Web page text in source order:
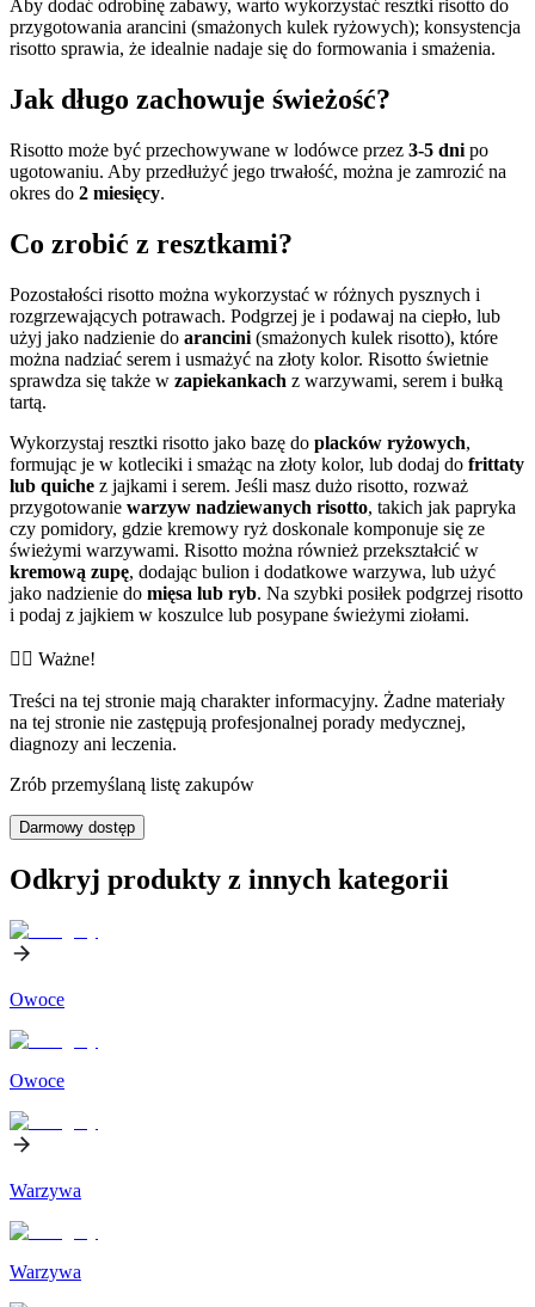
Aby dodać odrobinę zabawy, warto wykorzystać resztki risotto do
przygotowania arancini (smażonych kulek ryżowych); konsystencja
risotto sprawia, że idealnie nadaje się do formowania i smażenia.
Jak długo zachowuje świeżość?
Risotto może być przechowywane w lodówce przez 3-5 dni po
ugotowaniu. Aby przedłużyć jego trwałość, można je zamrozić na
okres do 2 miesięcy.
Co zrobić z resztkami?
Pozostałości risotto można wykorzystać w różnych pysznych i
rozgrzewających potrawach. Podgrzej je i podawaj na ciepło, lub
użyj jako nadzienie do arancini (smażonych kulek risotto), które
można nadziać serem i usmażyć na złoty kolor. Risotto świetnie
sprawdza się także w zapiekankach z warzywami, serem i bułką
tartą.
Wykorzystaj resztki risotto jako bazę do placków ryżowych,
formując je w kotleciki i smażąc na złoty kolor, lub dodaj do frittaty
lub quiche z jajkami i serem. Jeśli masz dużo risotto, rozważ
przygotowanie warzyw nadziewanych risotto, takich jak papryka
czy pomidory, gdzie kremowy ryż doskonale komponuje się ze
świeżymi warzywami. Risotto można również przekształcić w
kremową zupę, dodając bulion i dodatkowe warzywa, lub użyć
jako nadzienie do mięsa lub ryb. Na szybki posiłek podgrzej risotto
i podaj z jajkiem w koszulce lub posypane świeżymi ziołami.
👨‍⚕️️ Ważne!
Treści na tej stronie mają charakter informacyjny. Żadne materiały
na tej stronie nie zastępują profesjonalnej porady medycznej,
diagnozy ani leczenia.
Zrób przemyślaną listę zakupów
Darmowy dostęp
Odkryj produkty z innych kategorii
Owoce
Owoce
Warzywa
Warzywa